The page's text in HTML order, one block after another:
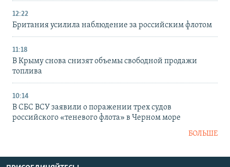
12:22
Британия усилила наблюдение за российским флотом
11:18
В Крыму снова снизят объемы свободной продажи
топлива
10:14
В СБС ВСУ заявили о поражении трех судов
российского «теневого флота» в Черном море
БОЛЬШЕ